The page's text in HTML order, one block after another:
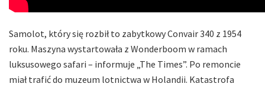
Samolot, który się rozbił to zabytkowy Convair 340 z 1954
roku. Maszyna wystartowała z Wonderboom w ramach
luksusowego safari – informuje „The Times”. Po remoncie
miał trafić do muzeum lotnictwa w Holandii. Katastrofa